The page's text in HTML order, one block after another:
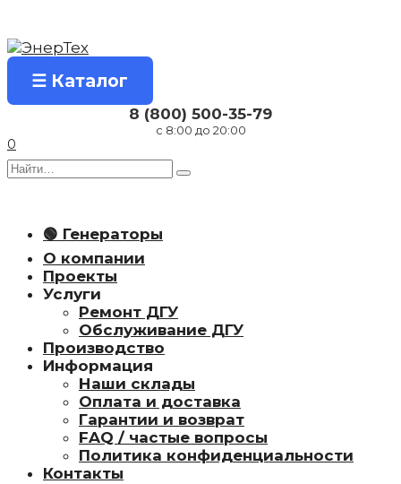
содержанию
☰ Каталог
8 (800) 500-35-79
с 8:00 до 20:00
0
Search
🟢 Генераторы
О компании
Проекты
Услуги
Ремонт ДГУ
Обслуживание ДГУ
Производство
Информация
Наши склады
Оплата и доставка
Гарантии и возврат
FAQ / частые вопросы
Политика конфиденциальности
Контакты